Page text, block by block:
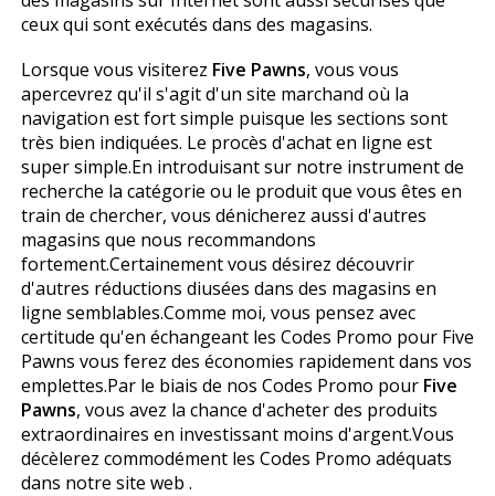
ceux qui sont exécutés dans des magasins.
Lorsque vous visiterez Five Pawns, vous vous
apercevrez qu'il s'agit d'un site marchand où la
navigation est fort simple puisque les sections sont
très bien indiquées. Le procès d'achat en ligne est
super simple.En introduisant sur notre instrument de
recherche la catégorie ou le produit que vous êtes en
train de chercher, vous dénicherez aussi d'autres
magasins que nous recommandons
fortement.Certainement vous désirez découvrir
d'autres réductions diffusées dans des magasins en
ligne semblables.Comme moi, vous pensez avec
certitude qu'en échangeant les Codes Promo pour Five
Pawns vous ferez des économies rapidement dans vos
emplettes.Par le biais de nos Codes Promo pour Five
Pawns, vous avez la chance d'acheter des produits
extraordinaires en investissant moins d'argent.Vous
décèlerez commodément les Codes Promo adéquats
dans notre site web .